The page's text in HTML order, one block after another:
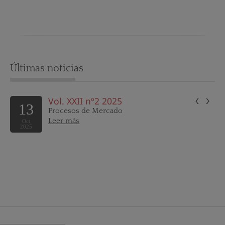
Últimas noticias
13
Oct
2025
Vol. XXII nº2 2025
Procesos de Mercado
Leer más
‹ ›